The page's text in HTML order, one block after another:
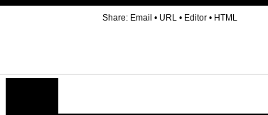
Share: Email • URL • Editor • HTML